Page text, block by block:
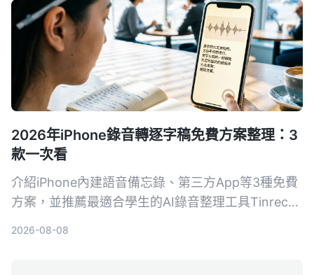
2026年iPhone錄音轉逐字稿免費方案整理：3
款一次看
介紹iPhone內建語音備忘錄、第三方App等3種免費
方案，並推薦最適合學生的AI錄音整理工具Tinrec，
2026-08-08